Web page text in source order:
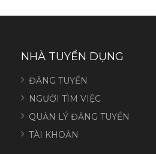
NHÀ TUYỂN DỤNG
ĐĂNG TUYỂN
NGƯỜI TÌM VIỆC
QUẢN LÝ ĐĂNG TUYỂN
TÀI KHOẢN